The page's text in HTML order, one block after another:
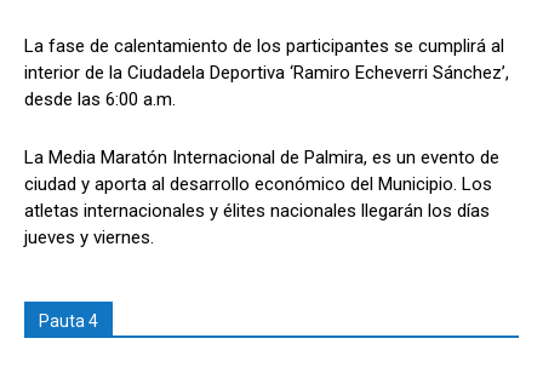
La fase de calentamiento de los participantes se cumplirá al
interior de la Ciudadela Deportiva ‘Ramiro Echeverri Sánchez’,
desde las 6:00 a.m.
La Media Maratón Internacional de Palmira, es un evento de
ciudad y aporta al desarrollo económico del Municipio. Los
atletas internacionales y élites nacionales llegarán los días
jueves y viernes.
Pauta 4